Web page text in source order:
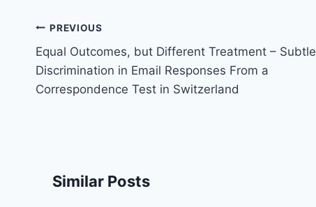
Post
navigation
PREVIOUS
Equal Outcomes, but Different Treatment – Subtle
Discrimination in Email Responses From a
Correspondence Test in Switzerland
Similar Posts